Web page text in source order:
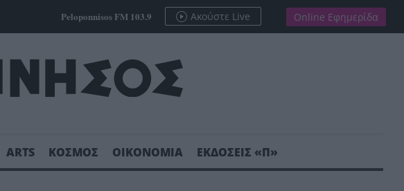
Peloponnisos FM 103.9 Ακούστε Live Online Εφημερίδα
ARTS ΚΟΣΜΟΣ ΟΙΚΟΝΟΜΙΑ ΕΚΔΟΣΕΙΣ «Π»